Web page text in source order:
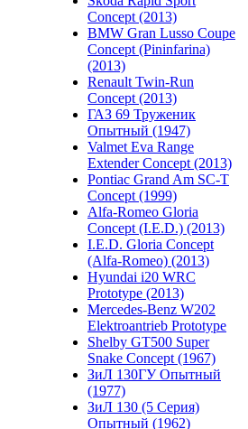
Concept (2013)
BMW Gran Lusso Coupe
Concept (Pininfarina)
(2013)
Renault Twin-Run
Concept (2013)
ГАЗ 69 Труженик
Опытный (1947)
Valmet Eva Range
Extender Concept (2013)
Pontiac Grand Am SC-T
Concept (1999)
Alfa-Romeo Gloria
Concept (I.E.D.) (2013)
I.E.D. Gloria Concept
(Alfa-Romeo) (2013)
Hyundai i20 WRC
Prototype (2013)
Mercedes-Benz W202
Elektroantrieb Prototype
Shelby GT500 Super
Snake Concept (1967)
ЗиЛ 130ГУ Опытный
(1977)
ЗиЛ 130 (5 Серия)
Опытный (1962)